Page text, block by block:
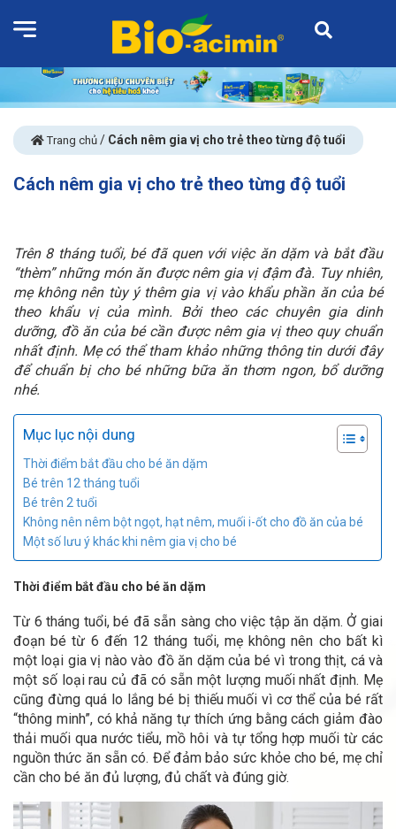
Trang chủ / Cách nêm gia vị cho trẻ theo từng độ tuổi
Cách nêm gia vị cho trẻ theo từng độ tuổi
Trên 8 tháng tuổi, bé đã quen với việc ăn dặm và bắt đầu
“thèm” những món ăn được nêm gia vị đậm đà. Tuy nhiên,
mẹ không nên tùy ý thêm gia vị vào khẩu phần ăn của bé
theo khẩu vị của mình. Bởi theo các chuyên gia dinh
dưỡng, đồ ăn của bé cần được nêm gia vị theo quy chuẩn
nhất định. Mẹ có thể tham khảo những thông tin dưới đây
để chuẩn bị cho bé những bữa ăn thơm ngon, bổ dưỡng
nhé.
Mục lục nội dung
Thời điểm bắt đầu cho bé ăn dặm
Bé trên 12 tháng tuổi
Bé trên 2 tuổi
Không nên nêm bột ngọt, hạt nêm, muối i-ốt cho đồ ăn của bé
Một số lưu ý khác khi nêm gia vị cho bé
Thời điểm bắt đầu cho bé ăn dặm
Từ 6 tháng tuổi, bé đã sẵn sàng cho việc tập ăn dặm. Ở giai
đoạn bé từ 6 đến 12 tháng tuổi, mẹ không nên cho bất kì
một loại gia vị nào vào đồ ăn dặm của bé vì trong thịt, cá và
một số loại rau củ đã có sẵn một lượng muối nhất định. Mẹ
cũng đừng quá lo lắng bé bị thiếu muối vì cơ thể của bé rất
“thông minh”, có khả năng tự thích ứng bằng cách giảm đào
thải muối qua nước tiểu, mồ hôi và tự tổng hợp muối từ các
nguồn thức ăn sẵn có. Để đảm bảo sức khỏe cho bé, mẹ chỉ
cần cho bé ăn đủ lượng, đủ chất và đúng giờ.